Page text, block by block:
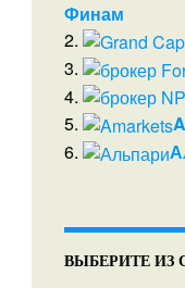
Финам
2.
3.
4.
5.
6.
ВЫБЕРИТЕ ИЗ